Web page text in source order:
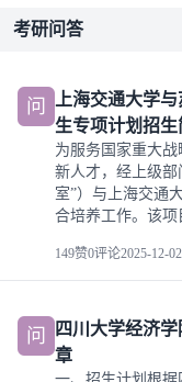
考研问答
问
上海交通大学
生专项计划招生
为服务国家重大
新人才，经上级
室”）与上海交通
合培养工作。该
149赞0评论2025-12-
问
四川大学经济
章